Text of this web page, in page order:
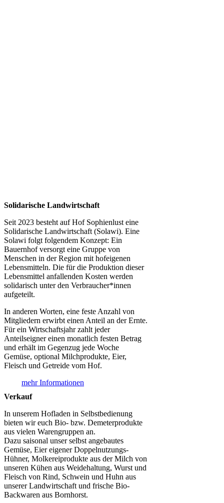
Solidarische Landwirtschaft
Seit 2023 besteht auf Hof Sophienlust eine
Solidarische Landwirtschaft (Solawi). Eine
Solawi folgt folgendem Konzept: Ein
Bauern­hof versorgt eine Gruppe von
Menschen in der Region mit hof­eigenen
Lebens­mitteln. Die für die Produktion dieser
Lebens­mittel anfallenden Kosten werden
solidarisch unter den Verbraucher*­innen
aufgeteilt.
In anderen Worten, eine feste Anzahl von
Mitgliedern erwirbt einen Anteil an der Ernte.
Für ein Wirtschaftsjahr zahlt jeder
Anteilseigner einen monatlich festen Betrag
und erhält im Gegenzug jede Woche
Gemüse, optional Milchprodukte, Eier,
Fleisch und Getreide vom Hof.
mehr Informationen
Verkauf
In unserem Hofladen in Selbstbedienung
bieten wir euch Bio- bzw. Demeterprodukte
aus vielen Warengruppen an.
Dazu saisonal unser selbst angebautes
Gemüse, Eier eigener Doppelnutzungs-
Hühner, Molkereiprodukte aus der Milch von
unseren Kühen aus Weidehaltung, Wurst und
Fleisch von Rind, Schwein und Huhn aus
unserer Landwirtschaft und frische Bio-
Backwaren aus Bornhorst.